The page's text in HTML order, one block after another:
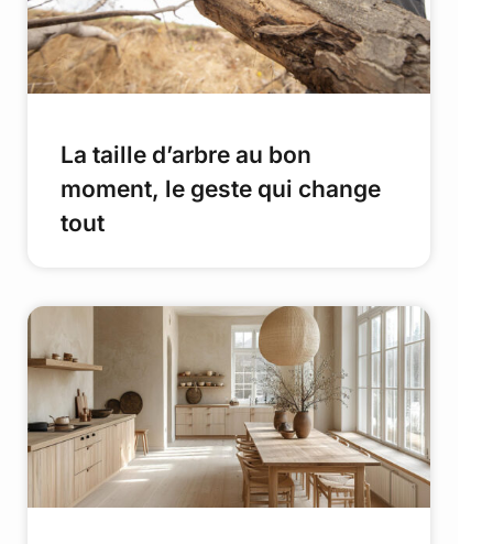
La taille d’arbre au bon
moment, le geste qui change
tout